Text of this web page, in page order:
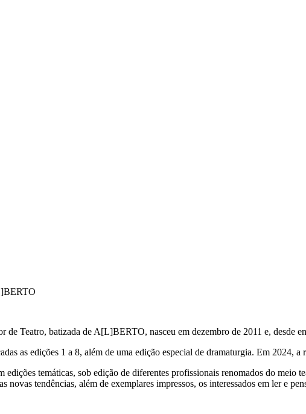
de Teatro, batizada de A[L]BERTO, nasceu em dezembro de 2011 e, desde
as edições 1 a 8, além de uma edição especial de dramaturgia. Em 2024,
temáticas, sob edição de diferentes profissionais renomados do meio
novas tendências, além de exemplares impressos, os interessados em ler e